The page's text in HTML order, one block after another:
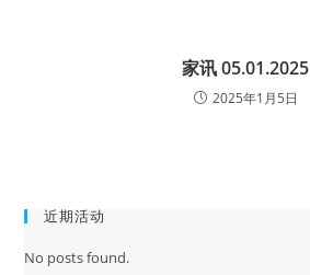
家讯 05.01.2025
2025年1月5日
近期活动
No posts found.